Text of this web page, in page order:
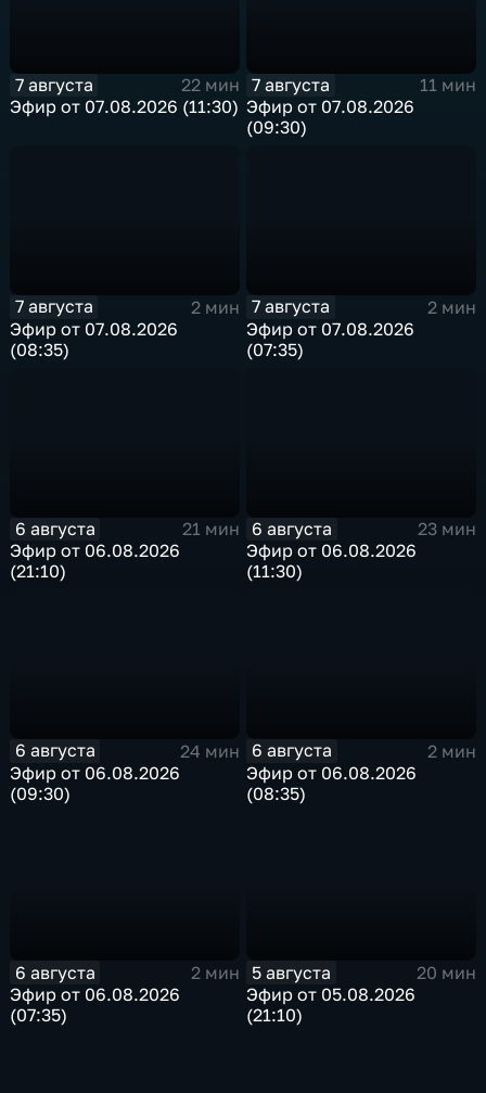
7 августа
22 мин
Эфир от 07.08.2026 (11:30)
7 августа
11 мин
Эфир от 07.08.2026
(09:30)
7 августа
2 мин
Эфир от 07.08.2026
(08:35)
7 августа
2 мин
Эфир от 07.08.2026
(07:35)
6 августа
21 мин
Эфир от 06.08.2026
(21:10)
6 августа
23 мин
Эфир от 06.08.2026
(11:30)
6 августа
24 мин
Эфир от 06.08.2026
(09:30)
6 августа
2 мин
Эфир от 06.08.2026
(08:35)
6 августа
2 мин
Эфир от 06.08.2026
(07:35)
5 августа
20 мин
Эфир от 05.08.2026
(21:10)